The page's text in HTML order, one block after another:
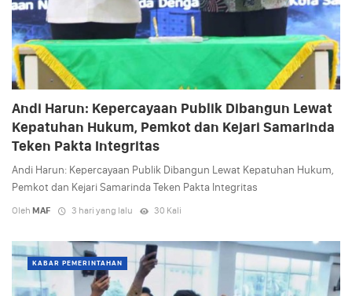
Andi Harun: Kepercayaan Publik Dibangun Lewat
Kepatuhan Hukum, Pemkot dan Kejari Samarinda
Teken Pakta Integritas
Andi Harun: Kepercayaan Publik Dibangun Lewat Kepatuhan Hukum,
Pemkot dan Kejari Samarinda Teken Pakta Integritas
Oleh MAF 3 hari yang lalu 30 Kali
KABAR PEMERINTAHAN